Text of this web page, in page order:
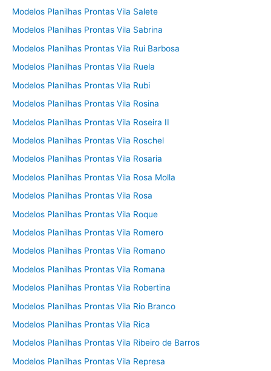
Modelos Planilhas Prontas Vila Salete
Modelos Planilhas Prontas Vila Sabrina
Modelos Planilhas Prontas Vila Rui Barbosa
Modelos Planilhas Prontas Vila Ruela
Modelos Planilhas Prontas Vila Rubi
Modelos Planilhas Prontas Vila Rosina
Modelos Planilhas Prontas Vila Roseira II
Modelos Planilhas Prontas Vila Roschel
Modelos Planilhas Prontas Vila Rosaria
Modelos Planilhas Prontas Vila Rosa Molla
Modelos Planilhas Prontas Vila Rosa
Modelos Planilhas Prontas Vila Roque
Modelos Planilhas Prontas Vila Romero
Modelos Planilhas Prontas Vila Romano
Modelos Planilhas Prontas Vila Romana
Modelos Planilhas Prontas Vila Robertina
Modelos Planilhas Prontas Vila Rio Branco
Modelos Planilhas Prontas Vila Rica
Modelos Planilhas Prontas Vila Ribeiro de Barros
Modelos Planilhas Prontas Vila Represa